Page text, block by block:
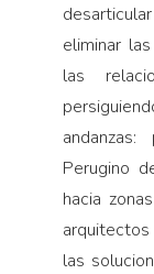
eliminar
las
Perugino
hacia
arquitectos
las